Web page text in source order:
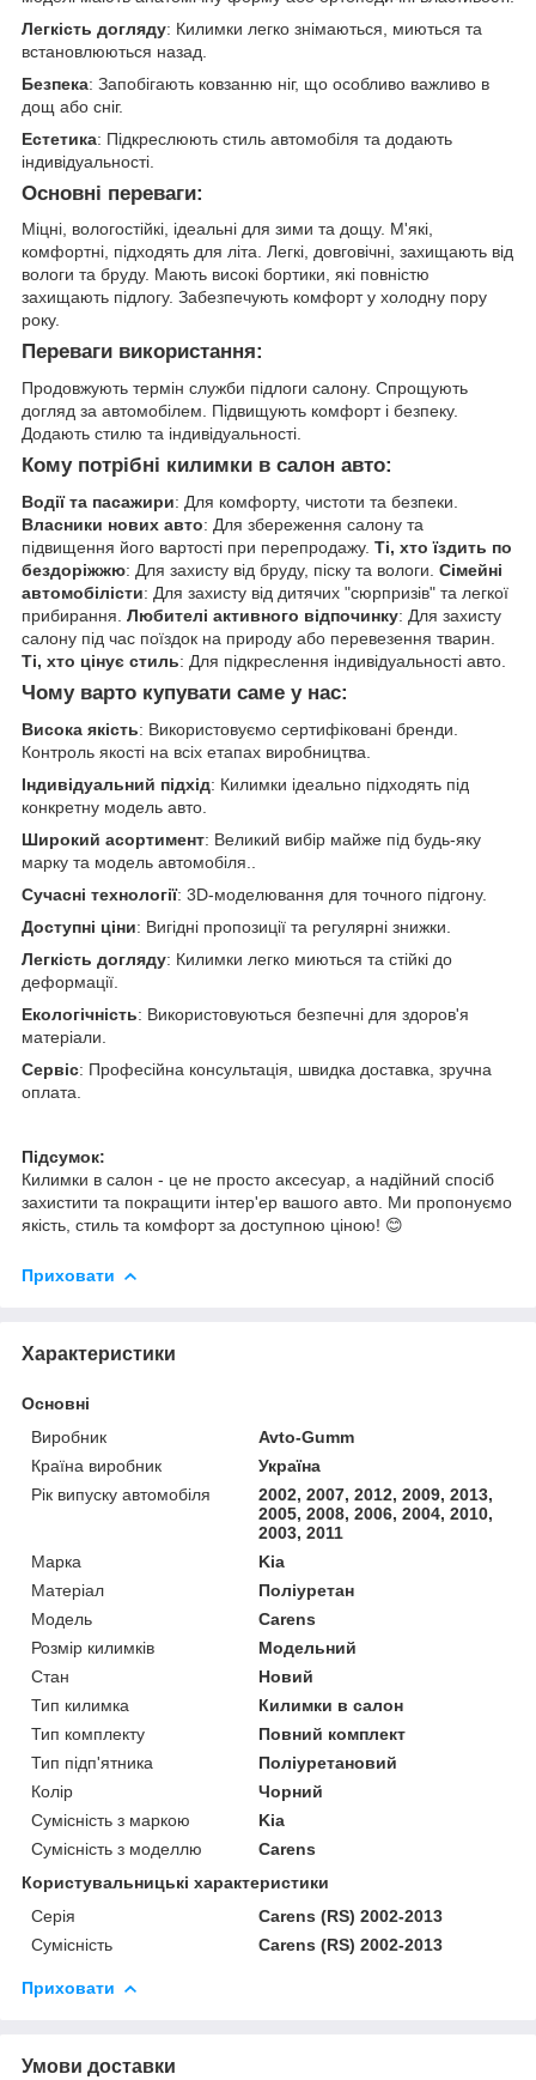
Легкість догляду: Килимки легко знімаються, миються та
встановлюються назад.
Безпека: Запобігають ковзанню ніг, що особливо важливо в
дощ або сніг.
Естетика: Підкреслюють стиль автомобіля та додають
індивідуальності.
Основні переваги:
Міцні, вологостійкі, ідеальні для зими та дощу. М'які,
комфортні, підходять для літа. Легкі, довговічні, захищають від
вологи та бруду. Мають високі бортики, які повністю
захищають підлогу. Забезпечують комфорт у холодну пору
року.
Переваги використання:
Продовжують термін служби підлоги салону. Спрощують
догляд за автомобілем. Підвищують комфорт і безпеку.
Додають стилю та індивідуальності.
Кому потрібні килимки в салон авто:
Водії та пасажири: Для комфорту, чистоти та безпеки.
Власники нових авто: Для збереження салону та
підвищення його вартості при перепродажу. Ті, хто їздить по
бездоріжжю: Для захисту від бруду, піску та вологи. Сімейні
автомобілісти: Для захисту від дитячих "сюрпризів" та легкої
прибирання. Любителі активного відпочинку: Для захисту
салону під час поїздок на природу або перевезення тварин.
Ті, хто цінує стиль: Для підкреслення індивідуальності авто.
Чому варто купувати саме у нас:
Висока якість: Використовуємо сертифіковані бренди.
Контроль якості на всіх етапах виробництва.
Індивідуальний підхід: Килимки ідеально підходять під
конкретну модель авто.
Широкий асортимент: Великий вибір майже під будь-яку
марку та модель автомобіля..
Сучасні технології: 3D-моделювання для точного підгону.
Доступні ціни: Вигідні пропозиції та регулярні знижки.
Легкість догляду: Килимки легко миються та стійкі до
деформації.
Екологічність: Використовуються безпечні для здоров'я
матеріали.
Сервіс: Професійна консультація, швидка доставка, зручна
оплата.
Підсумок:
Килимки в салон - це не просто аксесуар, а надійний спосіб
захистити та покращити інтер'ер вашого авто. Ми пропонуємо
якість, стиль та комфорт за доступною ціною! 😊
Приховати
Характеристики
Основні
Виробник
Avto-Gumm
Країна виробник
Україна
Рік випуску автомобіля
2002, 2007, 2012, 2009, 2013,
2005, 2008, 2006, 2004, 2010,
2003, 2011
Марка
Kia
Матеріал
Поліуретан
Модель
Carens
Розмір килимків
Модельний
Стан
Новий
Тип килимка
Килимки в салон
Тип комплекту
Повний комплект
Тип підп'ятника
Поліуретановий
Колір
Чорний
Сумісність з маркою
Kia
Сумісність з моделлю
Carens
Користувальницькі характеристики
Серія
Carens (RS) 2002-2013
Сумісність
Carens (RS) 2002-2013
Приховати
Умови доставки